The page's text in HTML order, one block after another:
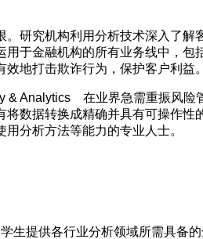
研究机构利用分析技术深入了解
于金融机构的所有业务线中，包
地打击欺诈行为，保护客户利益。
& Analytics 在业界急需重振风险
数据转换成精确并具有可操作性
分析方法等能力的专业人士。
生提供各行业分析领域所需具备